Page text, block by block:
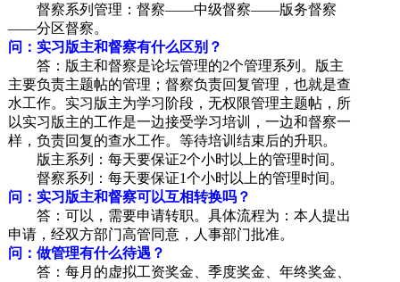
督察系列管理：督察——中级督察——版务督察
——分区督察。
问：实习版主和督察有什么区别？
答：版主和督察是论坛管理的2个管理系列。版主
主要负责主题帖的管理；督察负责回复管理，也就是查
水工作。实习版主为学习阶段，无权限管理主题帖，所
以实习版主的工作是一边接受学习培训，一边和督察一
样，负责回复的查水工作。等待培训结束后的升职。
版主系列：每天要保证2个小时以上的管理时间。
督察系列：每天要保证1个小时以上的管理时间。
问：实习版主和督察可以互相转换吗？
答：可以，需要申请转职。具体流程为：本人提出
申请，经双方部门高管同意，人事部门批准。
问：做管理有什么待遇？
答：每月的虚拟工资奖金、季度奖金、年终奖金、